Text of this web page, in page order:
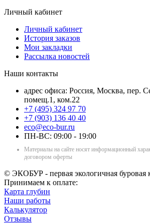
Личный кабинет
Личный кабинет
История заказов
Мои закладки
Рассылка новостей
Наши контакты
адрес офиса: Россия, Москва, пер.
помещ.1, ком.22
+7 (495) 324 97 70
+7 (903) 136 40 40
eco@eco-bur.ru
ПН-ВС: 09:00 - 19:00
Материалы на сайте носят информационный
договором оферты
© ЭКОБУР - первая экологичная буровая
Принимаем к оплате:
Карта глубин
Наши работы
Калькулятор
Отзывы